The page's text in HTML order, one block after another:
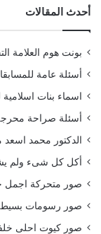
أحدث المقالات
بونت هوم العلامة
أسئلة عامة للمسابقات
اسماء بنات
أسئلة صراحة محرجة
الدكتور محمد
أكل كل شىء ولم
صور متحركة اجمل
صور رسومات بسيطه
صور كيوت احلى